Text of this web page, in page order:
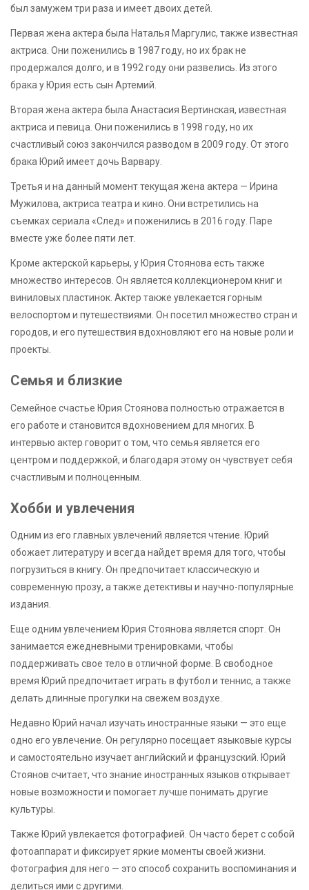
был замужем три раза и имеет двоих детей.
Первая жена актера была Наталья Маргулис, также известная
актриса. Они поженились в 1987 году, но их брак не
продержался долго, и в 1992 году они развелись. Из этого
брака у Юрия есть сын Артемий.
Вторая жена актера была Анастасия Вертинская, известная
актриса и певица. Они поженились в 1998 году, но их
счастливый союз закончился разводом в 2009 году. От этого
брака Юрий имеет дочь Варвару.
Третья и на данный момент текущая жена актера — Ирина
Мужилова, актриса театра и кино. Они встретились на
съемках сериала «След» и поженились в 2016 году. Паре
вместе уже более пяти лет.
Кроме актерской карьеры, у Юрия Стоянова есть также
множество интересов. Он является коллекционером книг и
виниловых пластинок. Актер также увлекается горным
велоспортом и путешествиями. Он посетил множество стран и
городов, и его путешествия вдохновляют его на новые роли и
проекты.
Семья и близкие
Семейное счастье Юрия Стоянова полностью отражается в
его работе и становится вдохновением для многих. В
интервью актер говорит о том, что семья является его
центром и поддержкой, и благодаря этому он чувствует себя
счастливым и полноценным.
Хобби и увлечения
Одним из его главных увлечений является чтение. Юрий
обожает литературу и всегда найдет время для того, чтобы
погрузиться в книгу. Он предпочитает классическую и
современную прозу, а также детективы и научно-популярные
издания.
Еще одним увлечением Юрия Стоянова является спорт. Он
занимается ежедневными тренировками, чтобы
поддерживать свое тело в отличной форме. В свободное
время Юрий предпочитает играть в футбол и теннис, а также
делать длинные прогулки на свежем воздухе.
Недавно Юрий начал изучать иностранные языки — это еще
одно его увлечение. Он регулярно посещает языковые курсы
и самостоятельно изучает английский и французский. Юрий
Стоянов считает, что знание иностранных языков открывает
новые возможности и помогает лучше понимать другие
культуры.
Также Юрий увлекается фотографией. Он часто берет с собой
фотоаппарат и фиксирует яркие моменты своей жизни.
Фотография для него — это способ сохранить воспоминания и
делиться ими с другими.